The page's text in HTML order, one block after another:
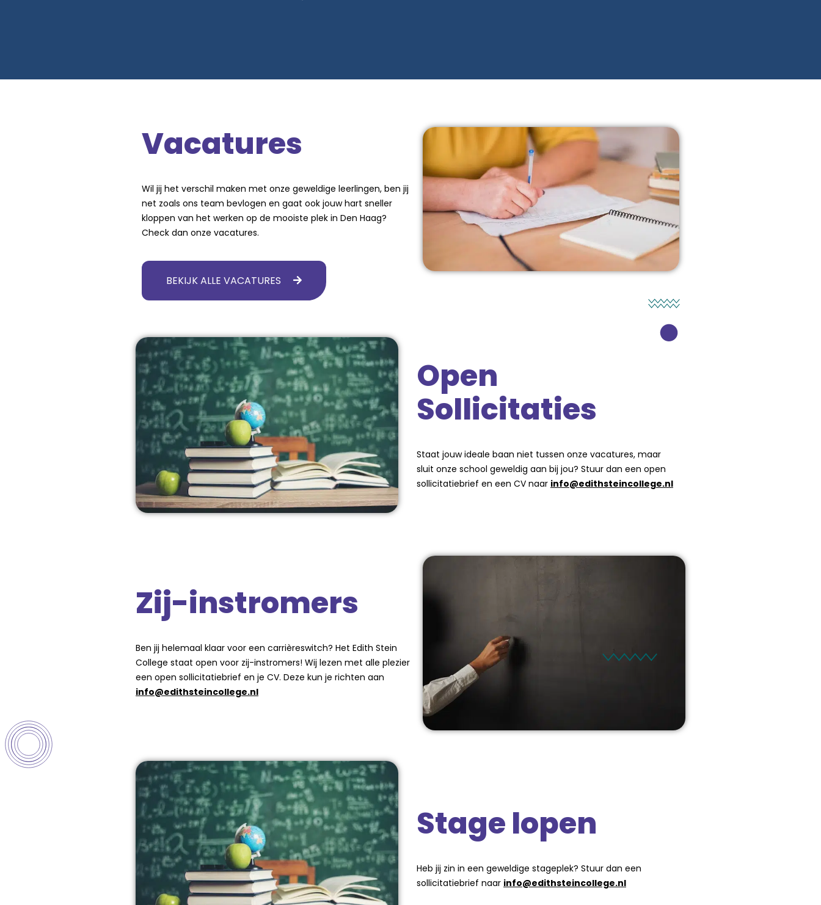
Vacatures
Wil jij het verschil maken met onze geweldige leerlingen, ben jij
net zoals ons team bevlogen en gaat ook jouw hart sneller
kloppen van het werken op de mooiste plek in Den Haag?
Check dan onze vacatures.
BEKIJK ALLE VACATURES
Open
Sollicitaties
Staat jouw ideale baan niet tussen onze vacatures, maar
sluit onze school geweldig aan bij jou? Stuur dan een open
sollicitatiebrief en een CV naar info@edithsteincollege.nl
Zij-instromers
Ben jij helemaal klaar voor een carrièreswitch? Het Edith Stein
College staat open voor zij-instromers! Wij lezen met alle plezier
een open sollicitatiebrief en je CV. Deze kun je richten aan
info@edithsteincollege.nl
Stage lopen
Heb jij zin in een geweldige stageplek? Stuur dan een
sollicitatiebrief naar info@edithsteincollege.nl